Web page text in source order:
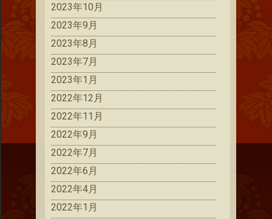
2023年10月
2023年9月
2023年8月
2023年7月
2023年1月
2022年12月
2022年11月
2022年9月
2022年7月
2022年6月
2022年4月
2022年1月